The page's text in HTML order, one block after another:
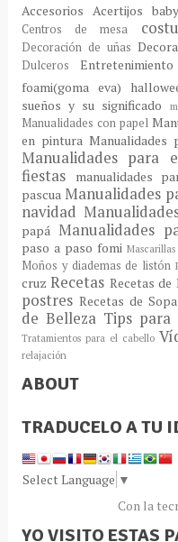
AccesoriosAcertijos
Centros de mesa
Decoración de uñas
Dulceros Entretenimiento
foami(goma eva)
sueños y su significado
Manualidades con papel
en pinturaManualidades
Manualidades para
fiestas
manualidades
pascua Manualidades
navidad
papá Manualidades
paso a paso fomi
Moños y diademas de listón
cruzRecetas Recetas
postres Recetas de
de Belleza Tips
Tratamientos para el cabello
relajación
ABOUT
TRADUCELO A TU
Select Language ▼
Con la
YO VISITO ESTAS